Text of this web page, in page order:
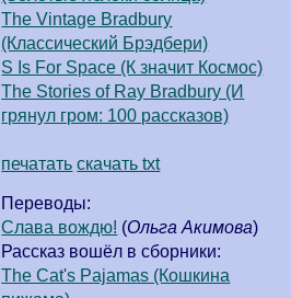
The Vintage Bradbury
(Классический Брэдбери)
S Is For Space (К значит Космос)
The Stories of Ray Bradbury (И
грянул гром: 100 рассказов)
печатать скачать txt
Переводы:
Слава вождю! (Ольга Акимова)
Рассказ вошёл в сборники:
The Cat's Pajamas (Кошкина